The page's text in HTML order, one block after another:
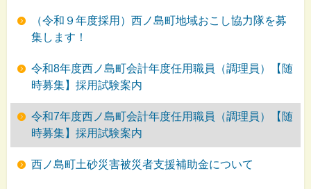
（令和９年度採用）西ノ島町地域おこし協力隊を募
集します！
令和8年度西ノ島町会計年度任用職員（調理員）【随
時募集】採用試験案内
令和7年度西ノ島町会計年度任用職員（調理員）【随
時募集】採用試験案内
西ノ島町土砂災害被災者支援補助金について